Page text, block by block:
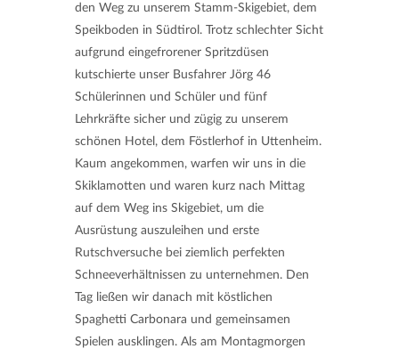
den Weg zu unserem Stamm-Skigebiet, dem
Speikboden in Südtirol. Trotz schlechter Sicht
aufgrund eingefrorener Spritzdüsen
kutschierte unser Busfahrer Jörg 46
Schülerinnen und Schüler und fünf
Lehrkräfte sicher und zügig zu unserem
schönen Hotel, dem Föstlerhof in Uttenheim.
Kaum angekommen, warfen wir uns in die
Skiklamotten und waren kurz nach Mittag
auf dem Weg ins Skigebiet, um die
Ausrüstung auszuleihen und erste
Rutschversuche bei ziemlich perfekten
Schneeverhältnissen zu unternehmen. Den
Tag ließen wir danach mit köstlichen
Spaghetti Carbonara und gemeinsamen
Spielen ausklingen. Als am Montagmorgen